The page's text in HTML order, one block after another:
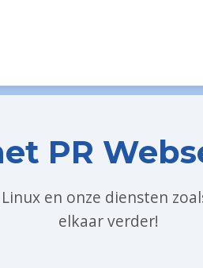
PR
en onze diensten
elkaar verder!